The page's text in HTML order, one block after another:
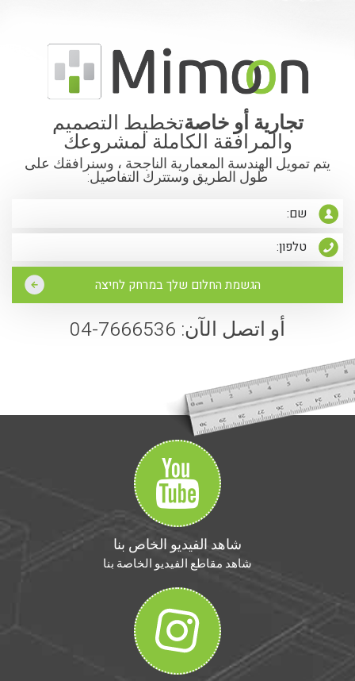
تجارية أو خاصةتخطيط التصميم
والمرافقة الكاملة لمشروعك
يتم تمويل الهندسة المعمارية الناجحة ، وسنرافقك على
طول الطريق وستترك التفاصيل:
أو اتصل الآن: 7666536-04
شاهد الفيديو الخاص بنا
شاهد مقاطع الفيديو الخاصة بنا